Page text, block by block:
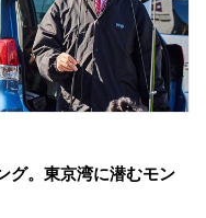
グ。東京湾に潜むモン